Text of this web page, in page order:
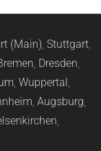
(Main), Stuttgart,
, Dresden,
, Wuppertal,
, Augsburg,
,